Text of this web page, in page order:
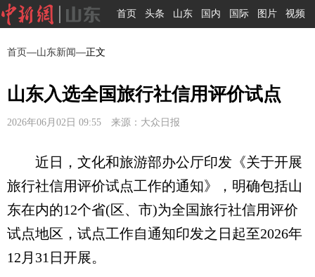
首页 头条 山东 国内 国际 图片 视频
首页—山东新闻—正文
山东入选全国旅行社信用评价试点
2026年06月02日 09:55 来源：大众日报
近日，文化和旅游部办公厅印发《关于开展
旅行社信用评价试点工作的通知》，明确包括山
东在内的12个省(区、市)为全国旅行社信用评价
试点地区，试点工作自通知印发之日起至2026年
12月31日开展。